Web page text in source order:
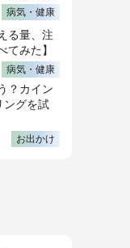
病気・健康
る量、注
みた】
病気・健康
？カイン
ングを試
お出かけ